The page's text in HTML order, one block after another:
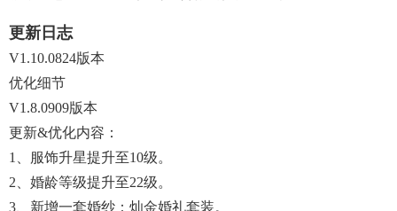
更新日志
V1.10.0824版本
优化细节
V1.8.0909版本
更新&优化内容：
1、服饰升星提升至10级。
2、婚龄等级提升至22级。
3、新增一套婚纱：灿金婚礼套装。